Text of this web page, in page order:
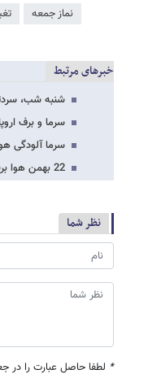
نماز جمعه
خبرهای مرتبط
شنبه شب، سردترین شب
سرما و برف
سرما آلودگی
22 بهمن‌ هوا برفی و بارانی است
نظر شما
* لطفا حاصل عبارت را در